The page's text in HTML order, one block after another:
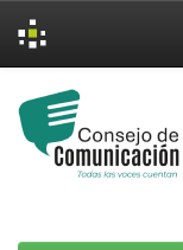
navigation